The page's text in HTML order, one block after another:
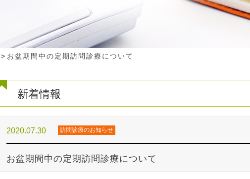
> お盆期間中の定期訪問診療について
新着情報
2020.07.30 訪問診療のお知らせ
お盆期間中の定期訪問診療について